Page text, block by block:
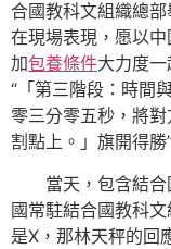
合國教科文組織總
在現場表現，愿以
加包養條件大力度
“「第三階段：時間
零三分零五秒，將
割點上。」旗開得勝
當天，包含結
國常駐結合國教科
是X，那林天秤的回